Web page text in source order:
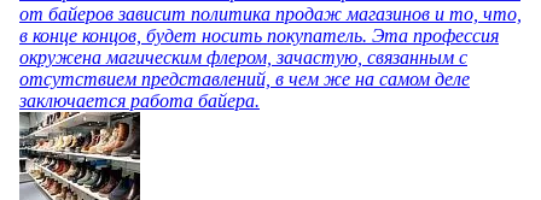
от байеров зависит политика продаж магазинов и то, что,
в конце концов, будет носить покупатель. Эта профессия
окружена магическим флером, зачастую, связанным с
отсутствием представлений, в чем же на самом деле
заключается работа байера.